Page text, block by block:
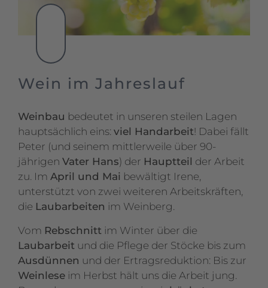
Wein im Jahreslauf
Weinbau bedeutet in unseren steilen Lagen
hauptsächlich eins: viel Handarbeit! Dabei fällt
Peter (und seinem mittlerweile über 90-
jährigen Vater Hans) der Hauptteil der Arbeit
zu. Im April und Mai bewältigt Irene,
unterstützt von zwei weiteren Arbeitskräften,
die Laubarbeiten im Weinberg.
Vom Rebschnitt im Winter über die
Laubarbeit und die Pflege der Stöcke bis zum
Ausdünnen und der Ertragsreduktion: Bis zur
Weinlese im Herbst hält uns die Arbeit jung.